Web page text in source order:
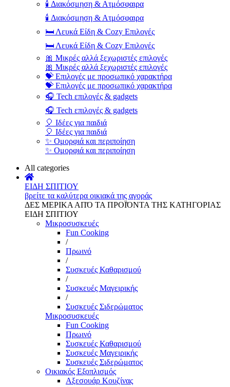
🕯️ Διακόσμηση & Ατμόσφαιρα
🕯️ Διακόσμηση & Ατμόσφαιρα
🛏️ Λευκά Είδη & Cozy Επιλογές
🛏️ Λευκά Είδη & Cozy Επιλογές
🎀 Μικρές αλλά ξεχωριστές επιλογές
🎀 Μικρές αλλά ξεχωριστές επιλογές
💝 Επιλογές με προσωπικό χαρακτήρα
💝 Επιλογές με προσωπικό χαρακτήρα
🎧 Tech επιλογές & gadgets
🎧 Tech επιλογές & gadgets
🎈 Ιδέες για παιδιά
🎈 Ιδέες για παιδιά
✨ Ομορφιά και περιποίηση
✨ Ομορφιά και περιποίηση
All categories
ΕΙΔΗ ΣΠΙΤΙΟΥ
βρείτε τα καλύτερα οικιακά της αγοράς
ΔΕΣ ΜΕΡΙΚΑ ΑΠΌ ΤΑ ΠΡΟΪΌΝΤΑ ΤΗΣ ΚΑΤΗΓΟΡΙΑΣ
ΕΙΔΗ ΣΠΙΤΙΟΥ
Μικροσυσκευές
Fun Cooking
/
Πρωινό
/
Συσκευές Καθαρισμού
/
Συσκευές Μαγειρικής
/
Συσκευές Σιδερώματος
Μικροσυσκευές
Fun Cooking
Πρωινό
Συσκευές Καθαρισμού
Συσκευές Μαγειρικής
Συσκευές Σιδερώματος
Οικιακός Εξοπλισμός
Αξεσουάρ Κουζίνας